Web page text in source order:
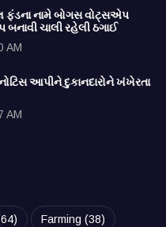
નામે બોગસ વોટ્સએપ
ચાલી રહેલી ઠગાઈ
AM
આપીને દુકાનદારોને ખંખેરતા
AM
Farming (38)